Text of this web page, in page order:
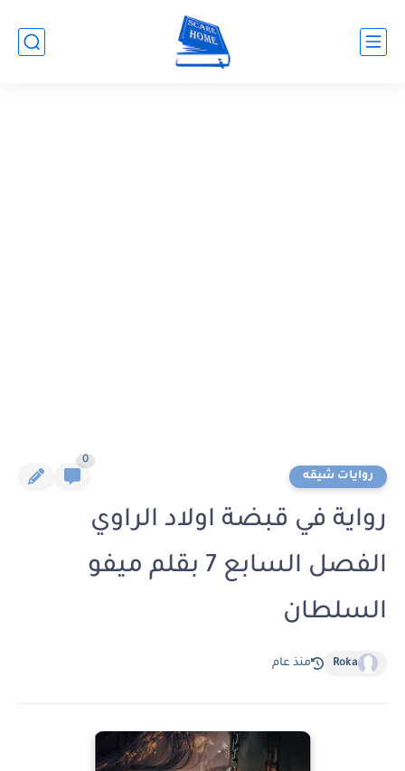
روايات شيقه
0
رواية في قبضة اولاد الراوي
الفصل السابع 7 بقلم ميفو
السلطان
Roka منذ عام